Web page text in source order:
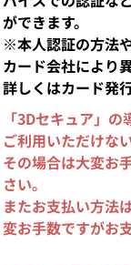
ができます。
※本人認証の方法
カード会社により
詳しくはカード発
「3Dセキュア」
ご利用いただけな
その場合は大変お
さい。
またお支払い方法
変お手数ですがお